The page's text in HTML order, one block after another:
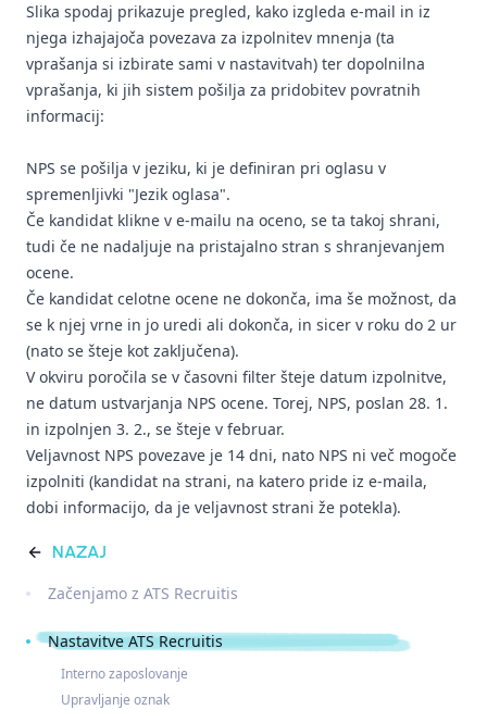
Slika spodaj prikazuje pregled, kako izgleda e-mail in iz
njega izhajajoča povezava za izpolnitev mnenja (ta
vprašanja si izbirate sami v nastavitvah) ter dopolnilna
vprašanja, ki jih sistem pošilja za pridobitev povratnih
informacij:
NPS se pošilja v jeziku, ki je definiran pri oglasu v
spremenljivki "Jezik oglasa".
Če kandidat klikne v e-mailu na oceno, se ta takoj shrani,
tudi če ne nadaljuje na pristajalno stran s shranjevanjem
ocene.
Če kandidat celotne ocene ne dokonča, ima še možnost, da
se k njej vrne in jo uredi ali dokonča, in sicer v roku do 2 ur
(nato se šteje kot zaključena).
V okviru poročila se v časovni filter šteje datum izpolnitve,
ne datum ustvarjanja NPS ocene. Torej, NPS, poslan 28. 1.
in izpolnjen 3. 2., se šteje v februar.
Veljavnost NPS povezave je 14 dni, nato NPS ni več mogoče
izpolniti (kandidat na strani, na katero pride iz e-maila,
dobi informacijo, da je veljavnost strani že potekla).
NAZAJ
Začenjamo z ATS Recruitis
Nastavitve ATS Recruitis
Interno zaposlovanje
Upravljanje oznak